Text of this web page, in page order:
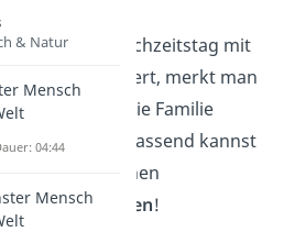
den 65. Hochzeitstag mit
Familie feiert, merkt man
wie groß die Familie
ist. Dazu passend kannst
das Ehepaar einen
anfertigen!
& Natur
Mensch
04:44
Mensch